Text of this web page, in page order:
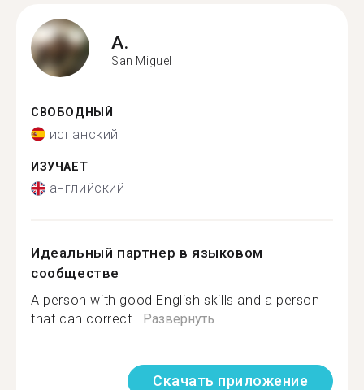
A.
San Miguel
СВОБОДНЫЙ
испанский
ИЗУЧАЕТ
английский
Идеальный партнер в языковом
сообществе
A person with good English skills and a person
that can correct...Развернуть
Скачать приложение